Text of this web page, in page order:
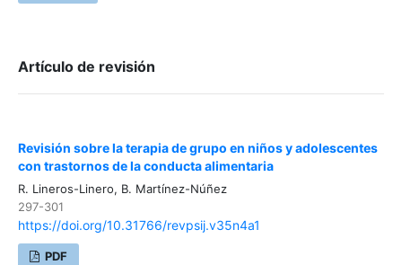
Artículo de revisión
Revisión sobre la terapia de grupo en niños y adolescentes
con trastornos de la conducta alimentaria
R. Lineros-Linero, B. Martínez-Núñez
297-301
https://doi.org/10.31766/revpsij.v35n4a1
PDF